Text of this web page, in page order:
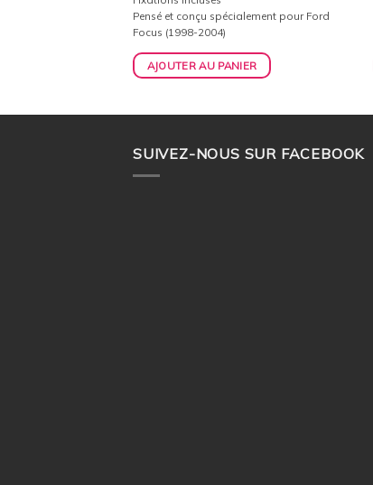
Pensé et conçu spécialement pour Ford
Focus (1998-2004)
AJOUTER AU PANIER
SUIVEZ-NOUS SUR FACEBOOK